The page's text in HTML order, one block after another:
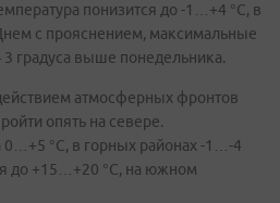
понизится до -1…+4 °С, в
с прояснением, максимальные
градуса выше понедельника.
атмосферных фронтов
опять на севере.
°С, в горных районах -1…-4
до +15…+20 °С, на южном